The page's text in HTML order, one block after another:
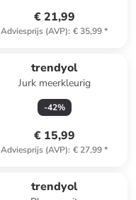
€ 21,99
Adviesprijs (AVP): € 35,99*
trendyol
Jurk meerkleurig
-42%
€ 15,99
Adviesprijs (AVP): € 27,99*
trendyol